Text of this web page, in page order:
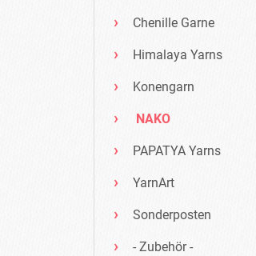
Chenille Garne
Himalaya Yarns
Konengarn
NAKO
PAPATYA Yarns
YarnArt
Sonderposten
- Zubehör -